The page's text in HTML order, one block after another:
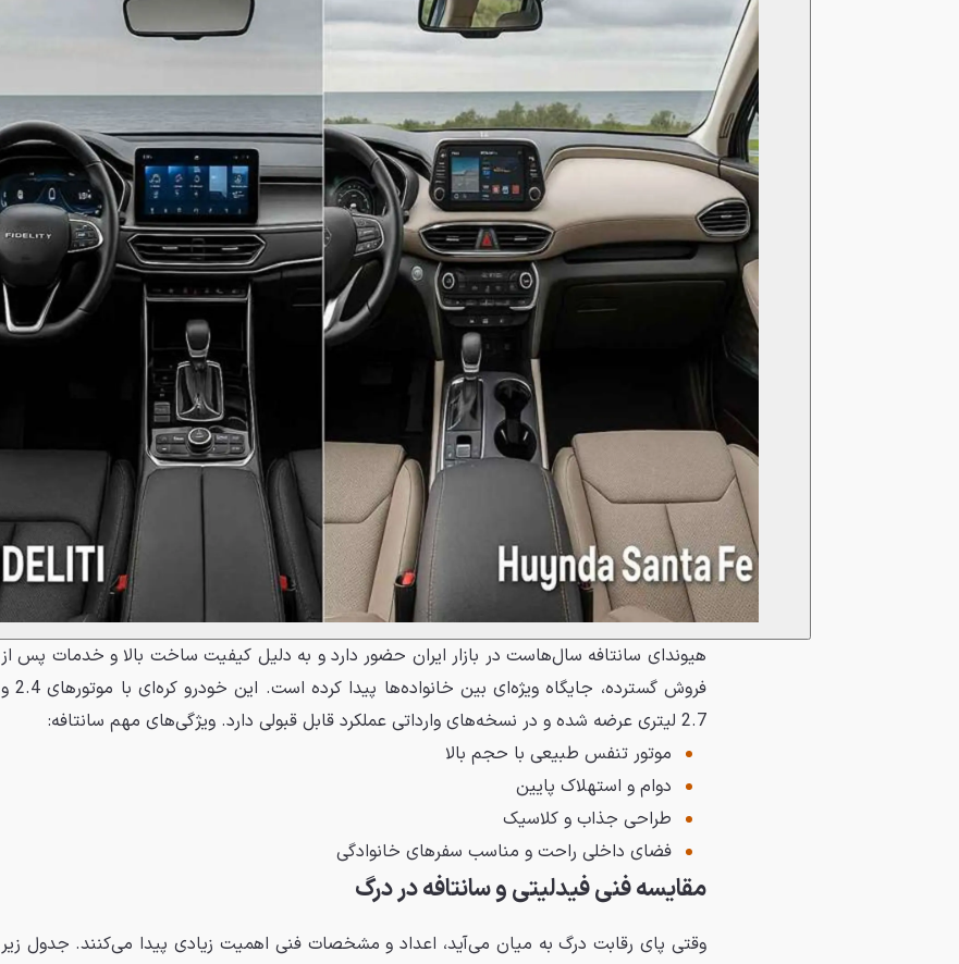
هیوندای سانتافه سال‌هاست در بازار ایران حضور دارد و به دلیل کیفیت ساخت بالا و خدمات پس از
فروش گسترده، جایگاه ویژه‌ای بین خانواده‌ها پیدا کرده است. این خودرو کره‌ای با موتورهای 2.4 و
2.7 لیتری عرضه شده و در نسخه‌های وارداتی عملکرد قابل قبولی دارد. ویژگی‌های مهم سانتافه:
موتور تنفس طبیعی با حجم بالا
دوام و استهلاک پایین
طراحی جذاب و کلاسیک
فضای داخلی راحت و مناسب سفرهای خانوادگی
مقایسه فنی فیدلیتی و سانتافه در درگ
وقتی پای رقابت درگ به میان می‌آید، اعداد و مشخصات فنی اهمیت زیادی پیدا می‌کنند. جدول زیر